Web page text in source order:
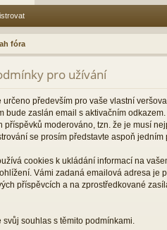
fóra
pro užívání
určeno především pro vaše vlastní
bude zaslán email s aktivačním
příspěvků moderováno, tzn. že je musí
se prosím představte aspoň
cookies k ukládání informací na
Vámi zadaná emailová adresa je
příspěvcích a na zprostředkované
souhlas s těmito podmínkami.